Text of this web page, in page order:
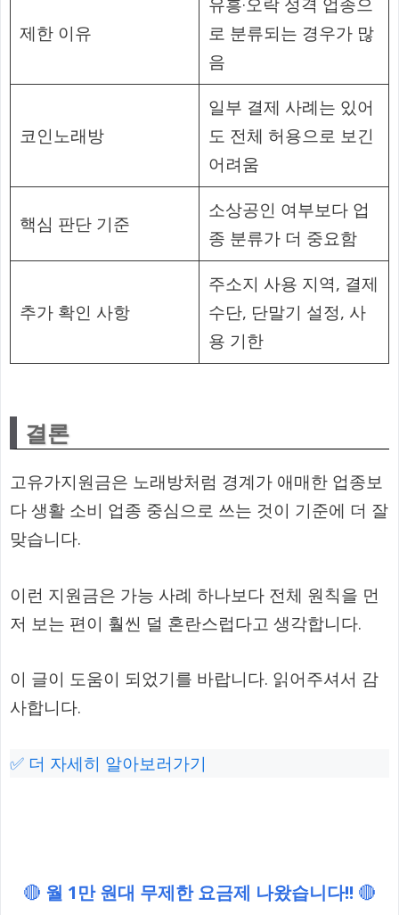
제한 이유
유흥·오락 성격 업종으
로 분류되는 경우가 많
음
코인노래방
일부 결제 사례는 있어
도 전체 허용으로 보긴
어려움
핵심 판단 기준
소상공인 여부보다 업
종 분류가 더 중요함
추가 확인 사항
주소지 사용 지역, 결제
수단, 단말기 설정, 사
용 기한
결론
고유가지원금은 노래방처럼 경계가 애매한 업종보
다 생활 소비 업종 중심으로 쓰는 것이 기준에 더 잘
맞습니다.
이런 지원금은 가능 사례 하나보다 전체 원칙을 먼
저 보는 편이 훨씬 덜 혼란스럽다고 생각합니다.
이 글이 도움이 되었기를 바랍니다. 읽어주셔서 감
사합니다.
✅ 더 자세히 알아보러가기
🔴 월 1만 원대 무제한 요금제 나왔습니다!! 🔴